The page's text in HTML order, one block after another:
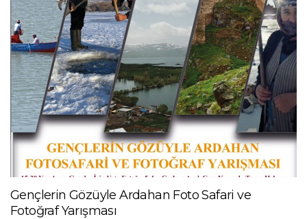
Gençlerin Gözüyle Ardahan Foto Safari ve
Fotoğraf Yarışması